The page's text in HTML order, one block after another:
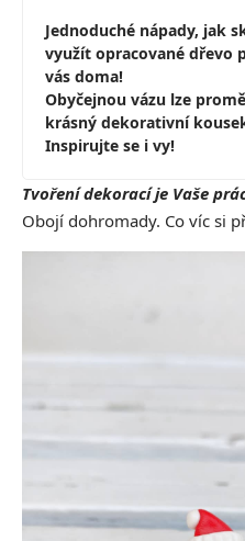
Jednoduché nápady, jak
využít opracované dřevo
vás doma!
Obyčejnou vázu lze
krásný dekorativní
Inspirujte se i vy!
Tvoření dekorací je Vaše
Obojí dohromady. Co víc si